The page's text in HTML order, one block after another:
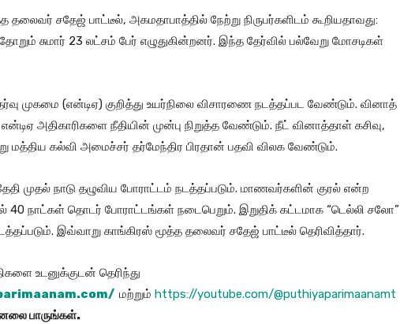
சதேஜ் பாட்​டீல், அகமதா​பாத்​தில் நேற்று நிருபர்​களிடம் கூறிய​தாவது:
சுமார் 23 லட்​சம் பேர் எழுதுகின்​றனர். இந்த தேர்​வில் பல்​வேறு மோசடிகள்
முகமை (என்​டிஏ) குறித்து உயர்​நிலை விசா​ரணை நடத்​தப்பட வேண்​டும். வினாத்​
அதி​காரி​களை நீதி​யின் முன்பு நிறுத்த வேண்​டும். நீட் வினாத்​தாள் கசிவு,
மத்​திய கல்வி அமைச்​சர் தர்மேந்​திர பிர​தான் பதவி விலக வேண்​டும்.
முதல் நாடு தழு​விய போராட்டம் நடத்​தப்​படும். மாணவர்​களின் குரல் என்ற
40 நாட்​கள் தொடர் போராட்​டங்​கள் நடைபெறும். இறு​திக் கட்​ட​மாக “டெல்லி சலோ”
இவ்​வாறு காங்​கிரஸ் மூத்த தலை​வர் சதேஜ் பாட்​டீல்​ தெரி​வித்​தார்​.
உடனுக்குடன் தெரிந்து
மற்றும் https://youtube.com/@puthiyaparimaanamt
பாருங்கள்.